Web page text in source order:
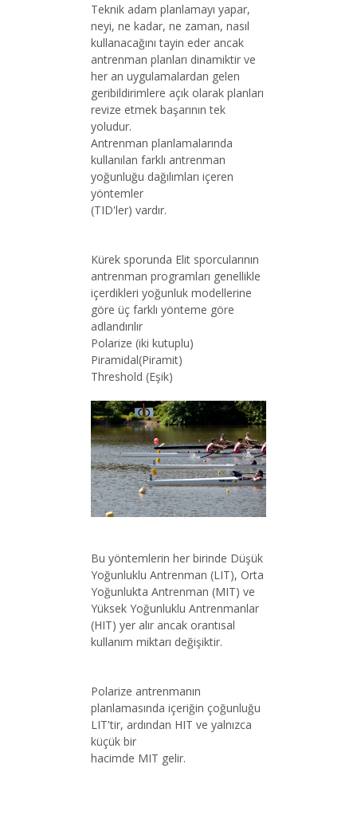
Teknik adam planlamayı yapar,
neyi, ne kadar, ne zaman, nasıl
kullanacağını tayin eder ancak
antrenman planları dinamiktir ve
her an uygulamalardan gelen
geribildirimlere açık olarak planları
revize etmek başarının tek
yoludur.
Antrenman planlamalarında
kullanılan farklı antrenman
yoğunluğu dağılımları içeren
yöntemler
(TID'ler) vardır.
Kürek sporunda Elit sporcularının
antrenman programları genellikle
içerdikleri yoğunluk modellerine
göre üç farklı yönteme göre
adlandırılır
Polarize (iki kutuplu)
Piramidal(Piramit)
Threshold (Eşik)
Bu yöntemlerin her birinde Düşük
Yoğunluklu Antrenman (LIT), Orta
Yoğunlukta Antrenman (MIT) ve
Yüksek Yoğunluklu Antrenmanlar
(HIT) yer alır ancak orantısal
kullanım miktarı değişiktir.
Polarize antrenmanın
planlamasında içeriğin çoğunluğu
LIT'tir, ardından HIT ve yalnızca
küçük bir
hacimde MIT gelir.